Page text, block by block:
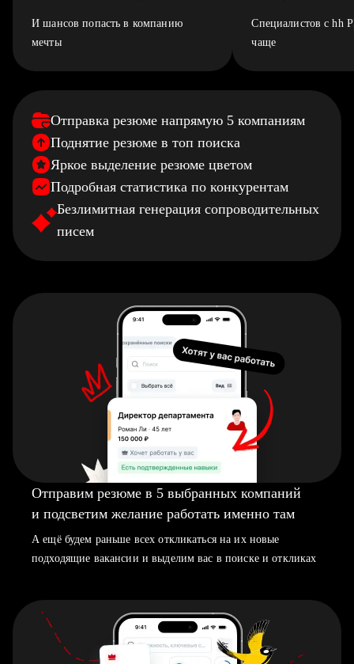
И шансов попасть в компанию
мечты
Специалистов с hh
чаще
Отправка резюме напрямую 5 компаниям
Поднятие резюме в топ поиска
Яркое выделение резюме цветом
Подробная статистика по конкурентам
Безлимитная генерация сопроводительных
писем
Отправим резюме в 5 выбранных компаний
и подсветим желание работать именно там
А ещё будем раньше всех откликаться на их новые
подходящие вакансии и выделим вас в поиске и откликах